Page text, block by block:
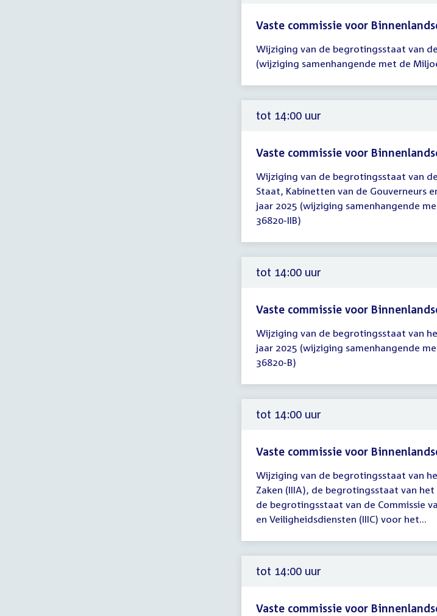
Vaste commissie voor
vergadering
tot
14:00
uur
Wijziging van de begrotingsstaat van
(wijziging samenhangende met de
tot 14:00 uur
Vaste commissie voor
vergadering
tot
14:00
uur
Wijziging van de begrotingsstaat van
Staat, Kabinetten van de Gouverneurs
jaar 2025 (wijziging samenhangende
36820-IIB)
tot 14:00 uur
Vaste commissie voor
vergadering
tot
14:00
uur
Wijziging van de begrotingsstaat van
jaar 2025 (wijziging samenhangende
36820-B)
tot 14:00 uur
Vaste commissie voor
vergadering
tot
14:00
uur
Wijziging van de begrotingsstaat van
Zaken (IIIA), de begrotingsstaat van het
de begrotingsstaat van de Commissie
en Veiligheidsdiensten (IIIC) voor het...
tot 14:00 uur
Vaste commissie voor